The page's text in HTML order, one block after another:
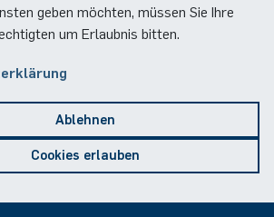
Datenschutz
geben möchten, müssen Sie Ihre
um Erlaubnis bitten.
Ablehnen
Cookies erlauben
Rosenberger